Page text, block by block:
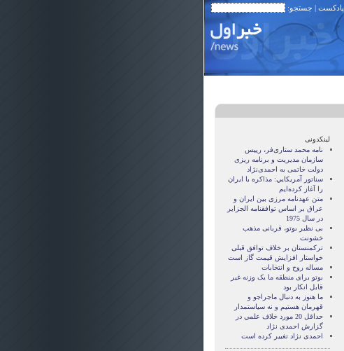
پادکست | جستجو:
لینکدونی
نامه محمد ستاری‌فر، رییس
سازمان مدیریت و برنامه ریزی
دولت خاتمی به احمدی‌نژاد
سناتور آمريکايي: مذاکره با ايران
را آغاز کرده‌ايم
متن عهدنامه مرزى بين ايران و
عراق بر اساس توافقنامه الجزاير
در سال 1975
بی نظیر بوتو، قربانی مذهب
خشونت
ترکمنستان بر خلاف توافق قبلی
خواستار افزایش قیمت گاز است
مساله روح و انتخابات
بوتو برای منطقه ما یک وزنه غیر
قابل انکار بود
ما هنوز به دنبال ماجراجو و
قهرمان هستيم و نه سياستمدار
حداقل 20 مورد خلاف علمي در
گزارش احمدی نژاد
احمدی نژاد تغییر کرده است